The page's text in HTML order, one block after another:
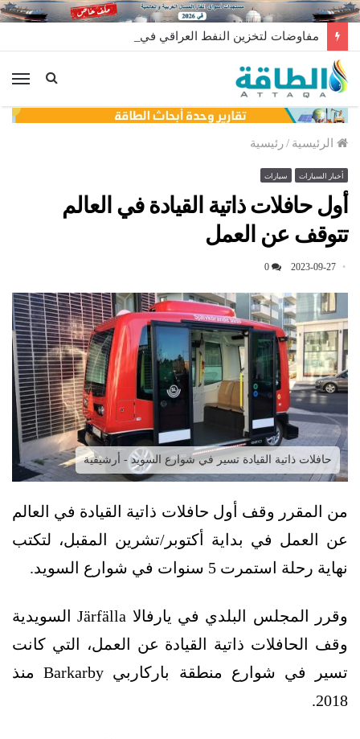
مفاوضات لتخزين النفط العراقي في الخارج
الرئيسية /رئيسية
أخبار السيارات سيارات
أول حافلات ذاتية القيادة في العالم
تتوقف عن العمل
2023-09-27
0
حافلات ذاتية القيادة تسير في شوارع السويد - أرشيفية
من المقرر وقف أول حافلات ذاتية القيادة في العالم
عن العمل في بداية أكتوبر/تشرين المقبل، لتكتب
نهاية رحلة استمرت 5 سنوات في شوارع السويد.
وقرر المجلس البلدي في يارفالا Järfälla السويدية
وقف الحافلات ذاتية القيادة عن العمل، التي كانت
تسير في شوارع منطقة باركاربي Barkarby منذ
2018.